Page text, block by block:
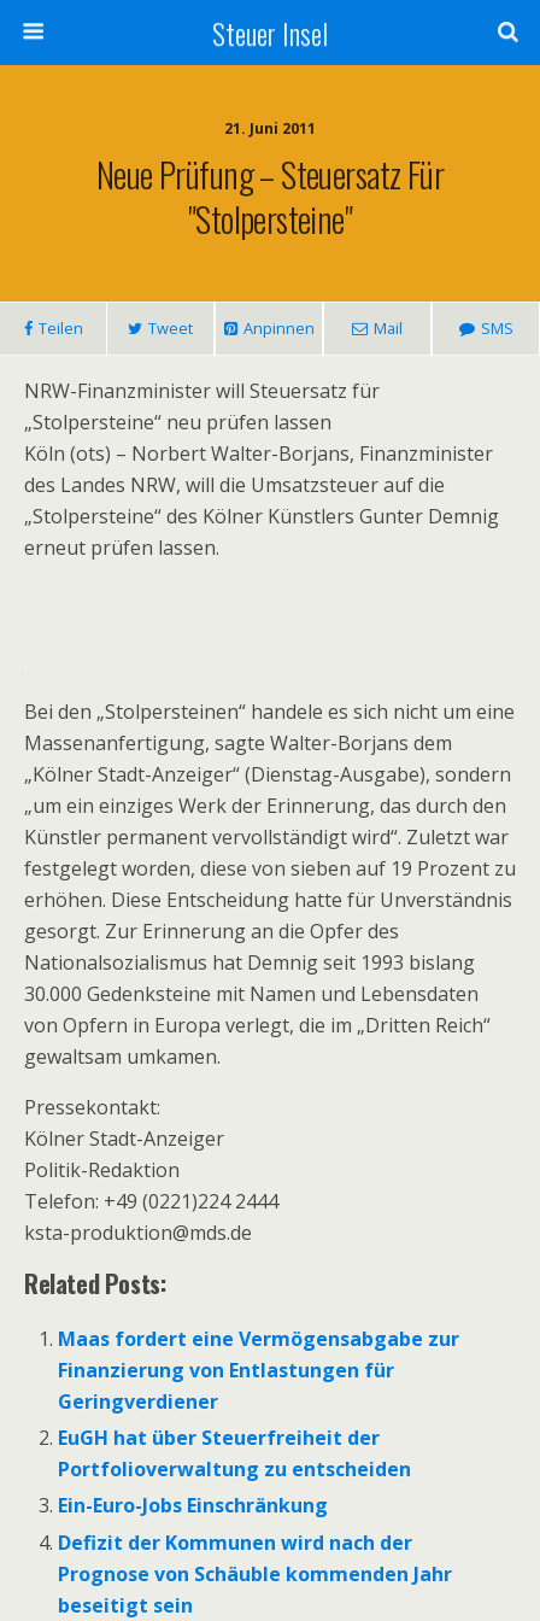
Steuer Insel
21. Juni 2011
Neue Prüfung – Steuersatz Für
"Stolpersteine"
Teilen Tweet Anpinnen Mail SMS
NRW-Finanzminister will Steuersatz für
„Stolpersteine“ neu prüfen lassen
Köln (ots) – Norbert Walter-Borjans, Finanzminister
des Landes NRW, will die Umsatzsteuer auf die
„Stolpersteine“ des Kölner Künstlers Gunter Demnig
erneut prüfen lassen.
Bei den „Stolpersteinen“ handele es sich nicht um eine
Massenanfertigung, sagte Walter-Borjans dem
„Kölner Stadt-Anzeiger“ (Dienstag-Ausgabe), sondern
„um ein einziges Werk der Erinnerung, das durch den
Künstler permanent vervollständigt wird“. Zuletzt war
festgelegt worden, diese von sieben auf 19 Prozent zu
erhöhen. Diese Entscheidung hatte für Unverständnis
gesorgt. Zur Erinnerung an die Opfer des
Nationalsozialismus hat Demnig seit 1993 bislang
30.000 Gedenksteine mit Namen und Lebensdaten
von Opfern in Europa verlegt, die im „Dritten Reich“
gewaltsam umkamen.
Pressekontakt:
Kölner Stadt-Anzeiger
Politik-Redaktion
Telefon: +49 (0221)224 2444
ksta-produktion@mds.de
Related Posts:
Maas fordert eine Vermögensabgabe zur
Finanzierung von Entlastungen für
Geringverdiener
EuGH hat über Steuerfreiheit der
Portfolioverwaltung zu entscheiden
Ein-Euro-Jobs Einschränkung
Defizit der Kommunen wird nach der
Prognose von Schäuble kommenden Jahr
beseitigt sein